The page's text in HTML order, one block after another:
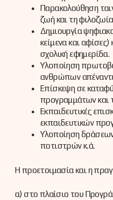
Παρακολούθηση
ζωή και τη
Δημιουργία
κείμενα και
σχολική εφημερίδα.
Υλοποίηση
ανθρώπων
Επίσκεψη σε
προγραμμάτων και
Εκπαιδευτικές
εκπαιδευτικών
Υλοποίηση
ποτιστρών κ.ά.
Η προετοιμασία και η
α) στο πλαίσιο του